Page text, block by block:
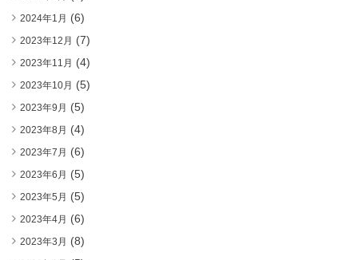
2024年1月 (6)
2023年12月 (7)
2023年11月 (4)
2023年10月 (5)
2023年9月 (5)
2023年8月 (4)
2023年7月 (6)
2023年6月 (5)
2023年5月 (5)
2023年4月 (6)
2023年3月 (8)